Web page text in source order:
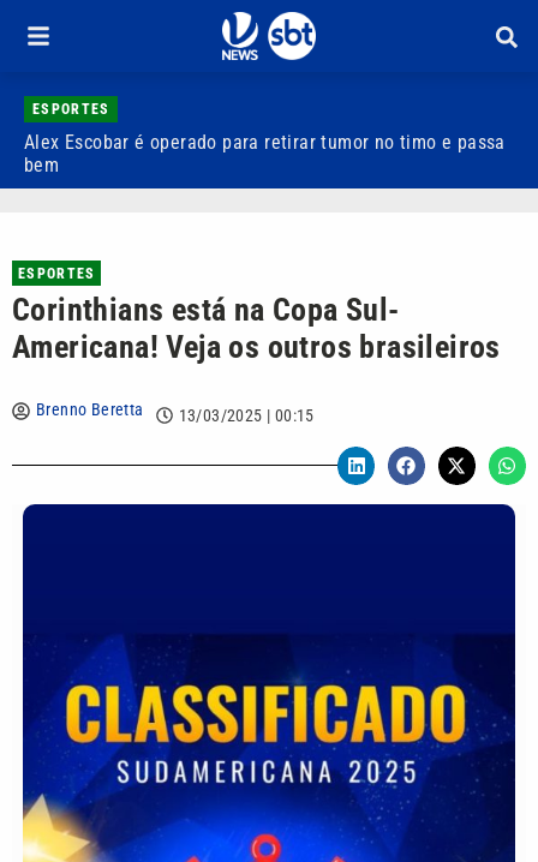
ESPORTES
Alex Escobar é operado para retirar tumor no timo e passa
bem
ESPORTES
Corinthians está na Copa Sul-
Americana! Veja os outros brasileiros
Brenno Beretta 13/03/2025 | 00:15